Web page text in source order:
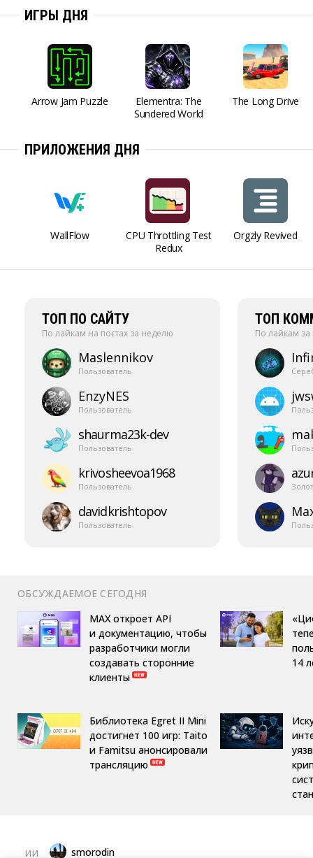
ИГРЫ ДНЯ
Arrow Jam Puzzle
Elementra: The
Sundered World
The Long Drive
ПРИЛОЖЕНИЯ ДНЯ
WallFlow
CPU Throttling Test
Redux
Orgzly Revived
ТОП ПО САЙТУ
По лайкам на постах за неделю
Maslennikov
Пользователь
EnzyNES
Пользователь
shaurma23k-​dev
Пользователь
krivosheevoa1968
Пользователь
davidkrishtopov
Пользователь
ТОП
По лайкам
ОБСУЖДАЕМОЕ СЕГОДНЯ
MAX откроет API
и документацию, чтобы
разработчики могли
создавать сторонние
клиенты
Библиотека Egret II Mini
достигнет 100 игр: Taito
и Famitsu анонсировали
трансляцию
14
ИИ smorodin